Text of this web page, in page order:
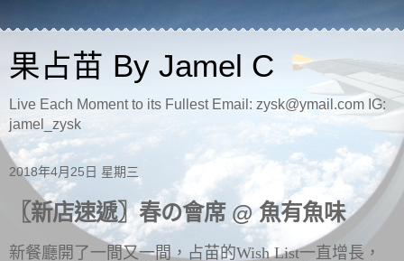
果占苗 By Jamel C
Live Each Moment to its Fullest Email: zysk@ymail.com IG:
jamel_zysk
2018年4月25日 星期三
〖新店速遞〗春の會席 @ 魚有魚味
新餐廳開了一間又一間，占苗的Wish List一直增長，